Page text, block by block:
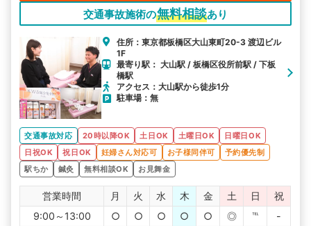
交通事故施術の無料相談あり
住所：東京都板橋区大山東町20-3 渡辺ビル
1F
最寄り駅： 大山駅 / 板橋区役所前駅 / 下板
橋駅
アクセス：大山駅から徒歩1分
駐車場：無
交通事故対応 20時以降OK 土日OK 土曜日OK
日曜日OK
日祝OK
祝日OK 妊婦さん対応可 お子様同伴可
予約優先制
駅ちか
鍼灸 無料相談OK お見舞金
営業時間 月 火 水 木 金 土 日
祝
9:00～13:00
○ ○ ○ ○ ○ ◎ ℡
-